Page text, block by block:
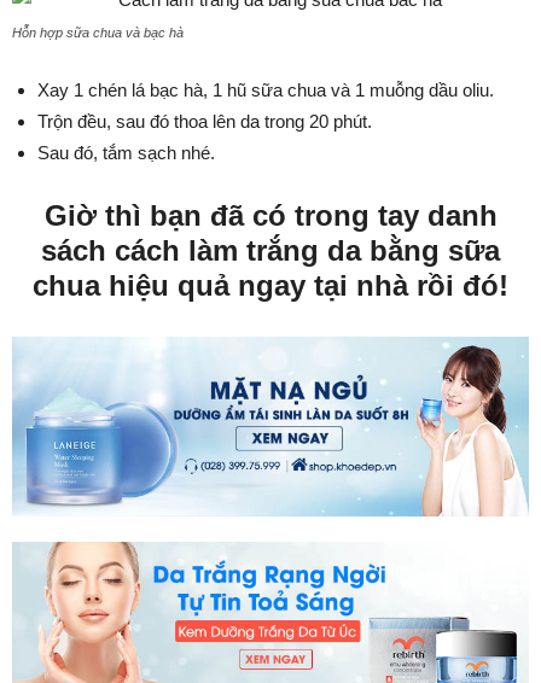
Hỗn hợp sữa chua và bạc hà
Xay 1 chén lá bạc hà, 1 hũ sữa chua và 1 muỗng dầu oliu.
Trộn đều, sau đó thoa lên da trong 20 phút.
Sau đó, tắm sạch nhé.
Giờ thì bạn đã có trong tay danh
sách cách làm trắng da bằng sữa
chua hiệu quả ngay tại nhà rồi đó!